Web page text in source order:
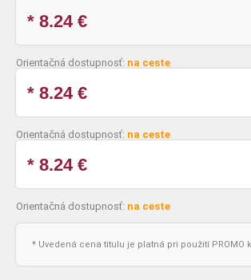
* 8.24€
Orientačná dostupnosť: na ceste
* 8.24€
Orientačná dostupnosť: na ceste
* 8.24€
Orientačná dostupnosť: na ceste
* Uvedená cena titulu je platná pri použití PROMO